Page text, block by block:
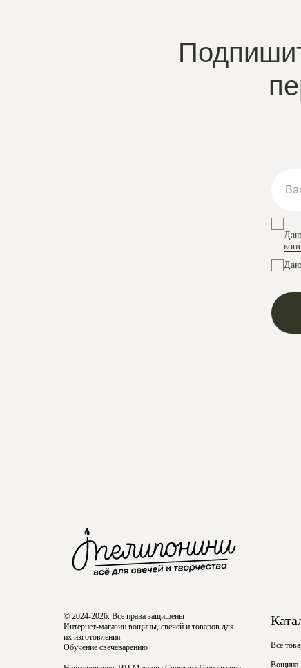
Даю
Даю
© 2024-2026. Все права защищены
Интернет-магазин вощины, свечей и товаров для
их изготовления
Обучение свечеварению
Все
Вощина